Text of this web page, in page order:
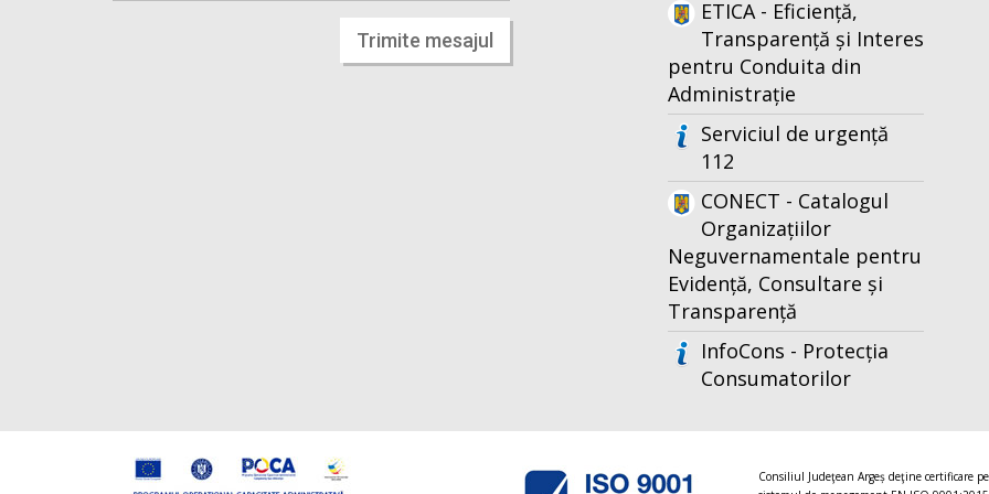
Trimite mesajul
ETICA - Eficiență,
Transparență și Interes
pentru Conduita din
Administrație
Serviciul de urgență
112
CONECT - Catalogul
Organizațiilor
Neguvernamentale pentru
Evidență, Consultare și
Transparență
InfoCons - Protecția
Consumatorilor
Consiliul Judeţean Argeș deţine certificare